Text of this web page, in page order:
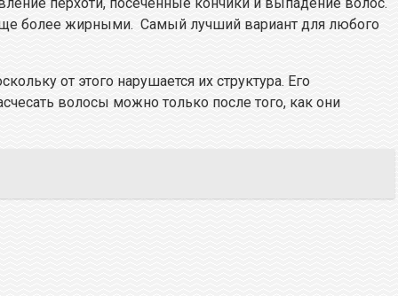
более жирными. Самый лучший вариант для любого
от этого нарушается их структура. Его
волосы можно только после того, как они